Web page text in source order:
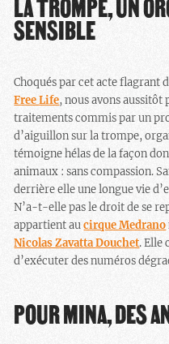
LA TROMPE, UN
SENSIBLE
Choqués par cet acte flagrant
Free Life, nous avons
traitements commis par un
d’aiguillon sur la trompe,
témoigne hélas de la façon
animaux : sans compassion.
derrière elle une longue vie
N’a-t-elle pas le droit de se
appartient aucirque Medrano
Nicolas Zavatta Douchet. Elle
d’exécuter des numéros
POUR MINA, DES